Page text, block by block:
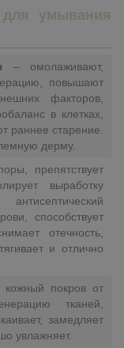
для умывания
– омолаживают,
повышают
факторов,
в клетках,
раннее старение.
дерму.
препятствует
выработку
способствует
отечность,
и отлично
кожный покров от
тканей,
замедляет
увлажняет.